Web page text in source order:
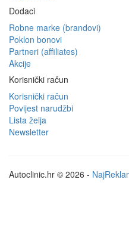
Dodaci
Robne marke (brandovi)
Poklon bonovi
Partneri (affiliates)
Akcije
Korisnički račun
Korisnički račun
Povijest narudžbi
Lista želja
Newsletter
Autoclinic.hr © 2026 -